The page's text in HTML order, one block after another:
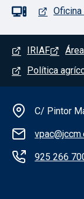
Oficina
Menú del
IRIAF
Política
C/ Pintor
925 266